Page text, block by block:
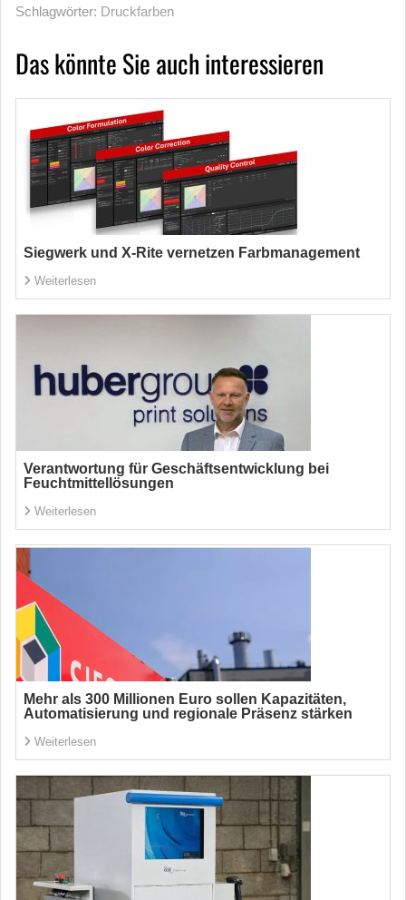
Schlagwörter: Druckfarben
Das könnte Sie auch interessieren
Siegwerk und X-Rite vernetzen Farbmanagement
Weiterlesen
Verantwortung für Geschäftsentwicklung bei
Feuchtmittellösungen
Weiterlesen
Mehr als 300 Millionen Euro sollen Kapazitäten,
Automatisierung und regionale Präsenz stärken
Weiterlesen